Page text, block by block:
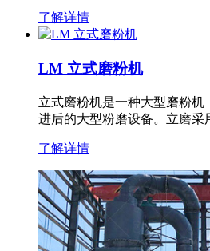
了解详情
LM 立式磨粉机
立式磨粉机是一种大型磨粉
进后的大型粉磨设备。立磨
了解详情